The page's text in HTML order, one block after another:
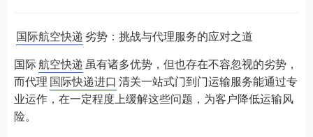
国际航空快递劣势：挑战与代理服务的应对之道
国际航空快递虽有诸多优势，但也存在不容忽视的劣势，
而代理 国际快递进口 清关一站式门到门运输服务能通过专
业运作，在一定程度上缓解这些问题，为客户降低运输风
险。